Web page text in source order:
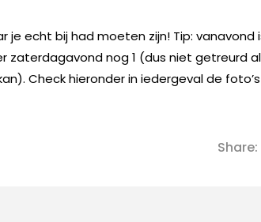
je echt bij had moeten zijn! Tip: vanavond
zaterdagavond nog 1 (dus niet getreurd
Check hieronder in iedergeval de
Share: